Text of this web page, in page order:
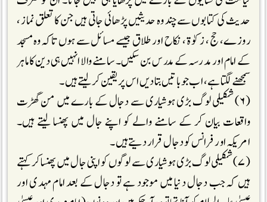
حدیث کی کتابوں سے چند وہ حدیثیں پڑھائی جاتی ہیں جن کا تعلق نماز ،
روزے، حج ، زکوٰۃ ، نکاح اور طلاق جیسے مسائل سے ہوں تاکہ وہ مسجد
کے امام اور مدرسہ کے مدرس بن سکیں۔ سامنے والا انہیں ہی دین کا ماہر
سمجھنے لگتا ہے، اب جو باتیں بتادیں اس پر یقین کر لیتے ہیں۔
(۶) شکیلی لوگ بڑی ہوشیاری سے دجال کے بارے میں من گھڑت
واقعات بیان کر کے سامنے والے کو اپنے جال میں پھنسا لیتے ہیں۔
امریکہ اور فرانس کو دجال قرار دیتے ہیں۔
(۷) شکیلی لوگ بڑی ہوشیاری سے لوگوں کو اپنی جال میں پھنسا کر کہتے
ہیں کہ جب دجال دنیا میں موجود ہے تو دجال کے بعد امام مہدی اور